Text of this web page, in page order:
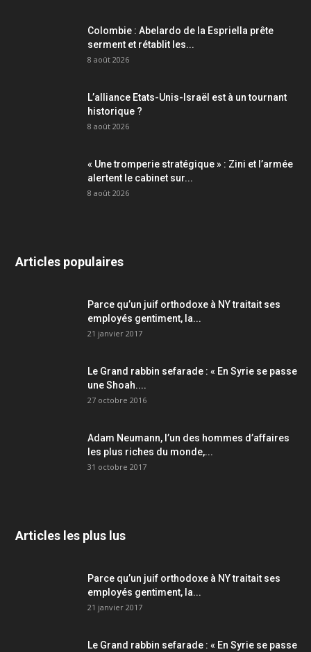
Colombie : Abelardo de la Espriella prête
serment et rétablit les...
8 août 2026
L’alliance Etats-Unis-Israël est à un tournant
historique ?
8 août 2026
« Une tromperie stratégique » : Zini et l’armée
alertent le cabinet sur...
8 août 2026
Articles populaires
Parce qu’un juif orthodoxe à NY traitait ses
employés gentiment, la...
21 janvier 2017
Le Grand rabbin sefarade : « En Syrie se passe
une Shoah....
27 octobre 2016
Adam Neumann, l’un des hommes d’affaires
les plus riches du monde,...
31 octobre 2017
Articles les plus lus
Parce qu’un juif orthodoxe à NY traitait ses
employés gentiment, la...
21 janvier 2017
Le Grand rabbin sefarade : « En Syrie se passe